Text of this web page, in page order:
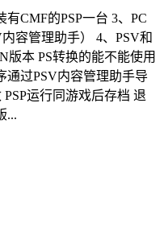
CMF的PSP一台 3、PC
容管理助手） 4、PSV和
版本 PS转换的能不能使用
通过PSV内容管理助手导
PSP运行同游戏后存档 退
...